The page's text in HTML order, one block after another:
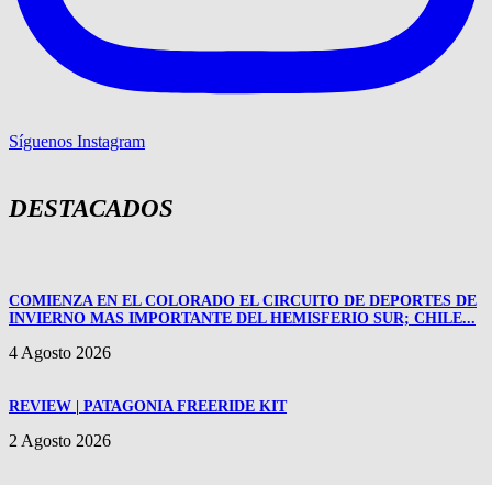
Síguenos Instagram
DESTACADOS
COMIENZA EN EL COLORADO EL CIRCUITO DE DEPORTES DE
INVIERNO MAS IMPORTANTE DEL HEMISFERIO SUR; CHILE...
4 Agosto 2026
REVIEW | PATAGONIA FREERIDE KIT
2 Agosto 2026